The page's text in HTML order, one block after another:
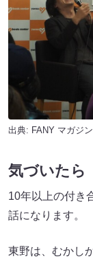
出典: FANY マガジン
気づいたら
10年以上の付き
話になります。
東野は、むかし